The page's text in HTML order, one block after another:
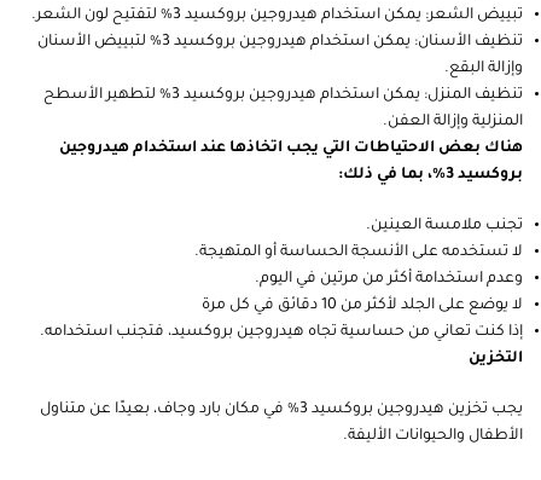
تبييض الشعر: يمكن استخدام هيدروجين بروكسيد 3% لتفتيح لون الشعر.
تنظيف الأسنان: يمكن استخدام هيدروجين بروكسيد 3% لتبييض الأسنان
وإزالة البقع.
تنظيف المنزل: يمكن استخدام هيدروجين بروكسيد 3% لتطهير الأسطح
المنزلية وإزالة العفن.
هناك بعض الاحتياطات التي يجب اتخاذها عند استخدام هيدروجين
بروكسيد 3%، بما في ذلك:
تجنب ملامسة العينين.
لا تستخدمه على الأنسجة الحساسة أو المتهيجة.
وعدم استخدامة أكثر من مرتين في اليوم.
لا يوضع على الجلد لأكثر من 10 دقائق في كل مرة
إذا كنت تعاني من حساسية تجاه هيدروجين بروكسيد، فتجنب استخدامه.
التخزين
يجب تخزين هيدروجين بروكسيد 3% في مكان بارد وجاف، بعيدًا عن متناول
الأطفال والحيوانات الأليفة.